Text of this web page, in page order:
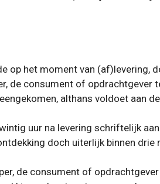
op het moment van (af)levering,
de consument of opdrachtgever
althans voldoet aan
uur na levering schriftelijk
doch uiterlijk binnen drie
de consument of